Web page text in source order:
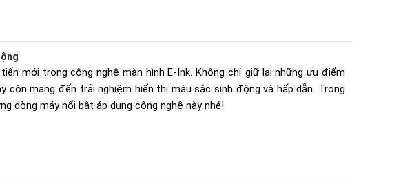
mới trong công nghệ màn hình E-Ink. Không chỉ giữ lại những ưu điểm
mang đến trải nghiệm hiển thị màu sắc sinh động và hấp dẫn. Trong
dòng máy nổi bật áp dụng công nghệ này nhé!